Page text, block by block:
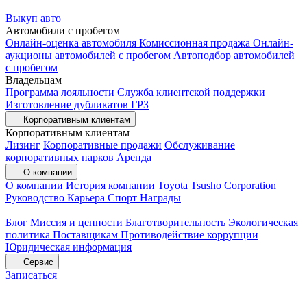
Выкуп авто
Автомобили с пробегом
Онлайн-оценка автомобиля Комиссионная продажа Онлайн-
аукционы автомобилей с пробегом Автоподбор автомобилей
с пробегом
Владельцам
Программа лояльности Служба клиентской поддержки
Изготовление дубликатов ГРЗ
Корпоративным клиентам
Корпоративным клиентам
Лизинг Корпоративные продажи Обслуживание
корпоративных парков Аренда
О компании
О компании История компании Toyota Tsusho Corporation
Руководство Карьера Спорт Награды
Блог Миссия и ценности Благотворительность Экологическая
политика Поставщикам Противодействие коррупции
Юридическая информация
Сервис
Записаться